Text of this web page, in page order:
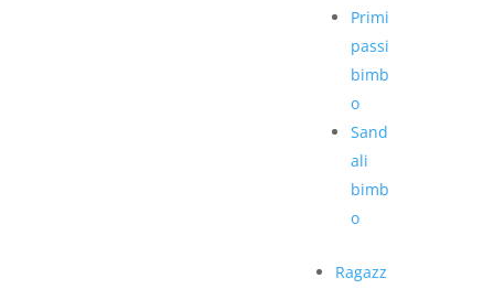
Primi
passi
bimb
o
Sand
ali
bimb
o
Ragazz